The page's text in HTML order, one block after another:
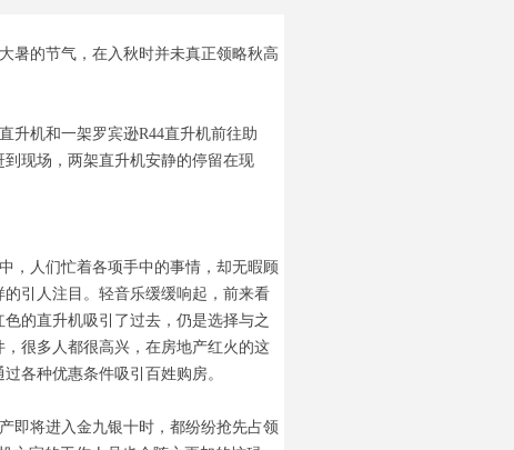
暑的节气，在入秋时并未真正领略秋高
升机和一架罗宾逊R44直升机前往助
现场，两架直升机安静的停留在现
，人们忙着各项手中的事情，却无暇顾
引人注目。轻音乐缓缓响起，前来看
的直升机吸引了过去，仍是选择与之
很多人都很高兴，在房地产红火的这
各种优惠条件吸引百姓购房。
即将进入金九银十时，都纷纷抢先占领